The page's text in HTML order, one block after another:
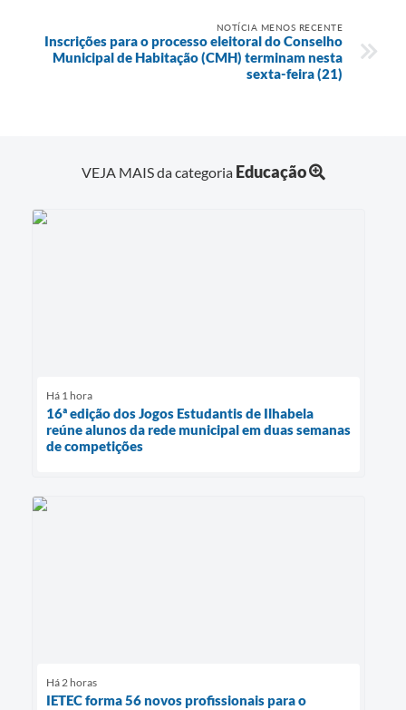
NOTÍCIA MENOS RECENTE
Inscrições para o processo eleitoral do Conselho
Municipal de Habitação (CMH) terminam nesta
sexta-feira (21)
VEJA MAIS da categoria Educação
Há 1 hora
16ª edição dos Jogos Estudantis de Ilhabela
reúne alunos da rede municipal em duas semanas
de competições
Há 2 horas
IETEC forma 56 novos profissionais para o